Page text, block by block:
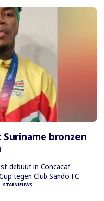
bronzen
debuut in Concacaf
tegen Club Sando FC
STARNIEUWS